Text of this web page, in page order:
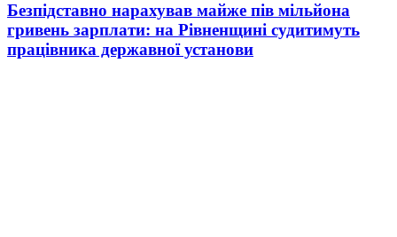
Безпідставно нарахував майже пів мільйона
гривень зарплати: на Рівненщині судитимуть
працівника державної установи